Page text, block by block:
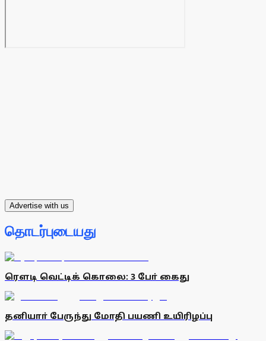
Advertise with us
தொடர்புடையது
ரெளடி வெட்டிக் கொலை: 3 போ் கைது
தனியாா் பேருந்து மோதி பயணி உயிரிழப்பு